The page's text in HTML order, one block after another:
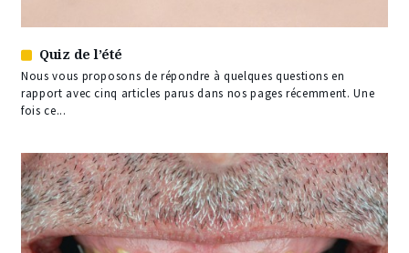
Article
réservé
à
nos
Quiz de l’été
Nous vous proposons de répondre à quelques questions en
rapport avec cinq articles parus dans nos pages récemment. Une
fois ce...